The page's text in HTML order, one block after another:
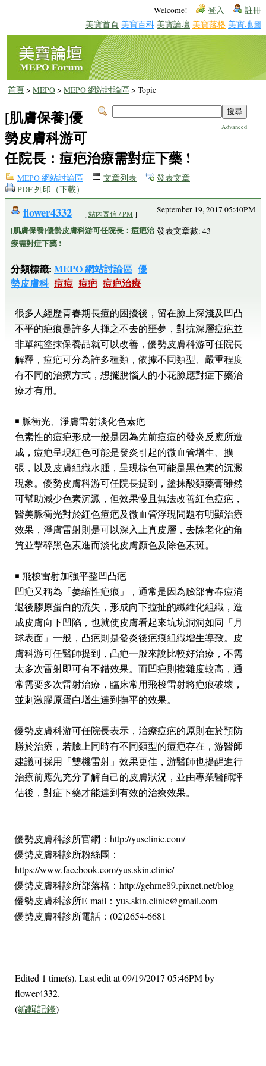
Welcome! 登入 註冊
美寶首頁 美寶百科 美寶論壇 美寶落格 美寶地圖
首頁> MEPO> MEPO 網站討論區> Topic
Advanced
[肌膚保養]優
勢皮膚科游可
任院長：痘疤治療需對症下藥 !
MEPO 網站討論區 文章列表
發表文章
PDF 列印（下載）
flower4332 [站內寄信 / PM ]
[肌膚保養]優勢皮膚科游可任院長：痘疤治
療需對症下藥 !
分類標籤: MEPO 網站討論區 優
勢皮膚科 痘痘 痘疤 痘疤治療
September 19, 2017 05:40PM
發表文章數: 43
很多人經歷青春期長痘的困擾後，留在臉上深淺及凹凸
不平的疤痕是許多人揮之不去的噩夢，對抗深層痘疤並
非單純塗抹保養品就可以改善，優勢皮膚科游可任院長
解釋，痘疤可分為許多種類，依據不同類型、嚴重程度
有不同的治療方式，想擺脫惱人的小花臉應對症下藥治
療才有用。
￭ 脈衝光、淨膚雷射淡化色素疤
色素性的痘疤形成一般是因為先前痘痘的發炎反應所造
成，痘疤呈現紅色可能是發炎引起的微血管增生、擴
張，以及皮膚組織水腫，呈現棕色可能是黑色素的沉澱
現象。優勢皮膚科游可任院長提到，塗抹酸類藥膏雖然
可幫助減少色素沉澱，但效果慢且無法改善紅色痘疤，
醫美脈衝光對於紅色痘疤及微血管浮現問題有明顯治療
效果，淨膚雷射則是可以深入上真皮層，去除老化的角
質並擊碎黑色素進而淡化皮膚顏色及除色素斑。
￭ 飛梭雷射加強平整凹凸疤
凹疤又稱為「萎縮性疤痕」，通常是因為臉部青春痘消
退後膠原蛋白的流失，形成向下拉扯的纖維化組織，造
成皮膚向下凹陷，也就使皮膚看起來坑坑洞洞如同「月
球表面」一般，凸疤則是發炎後疤痕組織增生導致。皮
膚科游可任醫師提到，凸疤一般來說比較好治療，不需
太多次雷射即可有不錯效果。而凹疤則複雜度較高，通
常需要多次雷射治療，臨床常用飛梭雷射將疤痕破壞，
並刺激膠原蛋白增生達到撫平的效果。
優勢皮膚科游可任院長表示，治療痘疤的原則在於預防
勝於治療，若臉上同時有不同類型的痘疤存在，游醫師
建議可採用「雙機雷射」效果更佳，游醫師也提醒進行
治療前應先充分了解自己的皮膚狀況，並由專業醫師評
估後，對症下藥才能達到有效的治療效果。
優勢皮膚科診所官網：http://yusclinic.com/
優勢皮膚科診所粉絲團：
https://www.facebook.com/yus.skin.clinic/
優勢皮膚科診所部落格：http://gehrne89.pixnet.net/blog
優勢皮膚科診所E-mail：yus.skin.clinic@gmail.com
優勢皮膚科診所電話：(02)2654-6681
Edited 1 time(s). Last edit at 09/19/2017 05:46PM by
flower4332.
(編輯記錄)